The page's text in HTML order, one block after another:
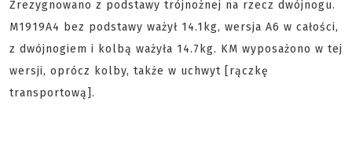
Zrezygnowano z podstawy trójnożnej na rzecz dwójnogu.
M1919A4 bez podstawy ważył 14.1kg, wersja A6 w całości,
z dwójnogiem i kolbą ważyła 14.7kg. KM wyposażono w tej
wersji, oprócz kolby, także w uchwyt [rączkę
transportową].